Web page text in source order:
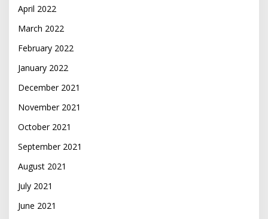
April 2022
March 2022
February 2022
January 2022
December 2021
November 2021
October 2021
September 2021
August 2021
July 2021
June 2021